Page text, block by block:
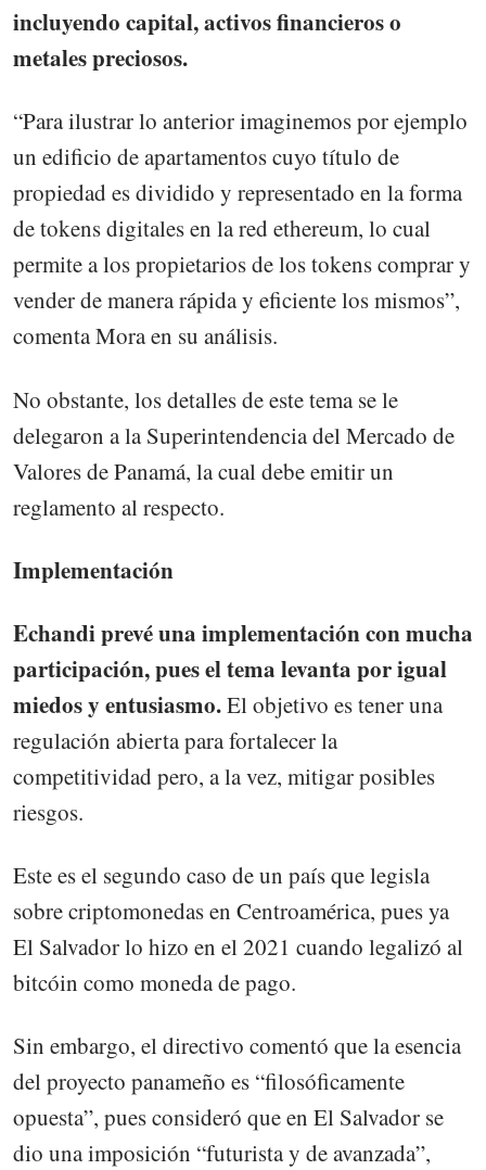
incluyendo capital, activos financieros o
metales preciosos.
“Para ilustrar lo anterior imaginemos por ejemplo
un edificio de apartamentos cuyo título de
propiedad es dividido y representado en la forma
de tokens digitales en la red ethereum, lo cual
permite a los propietarios de los tokens comprar y
vender de manera rápida y eficiente los mismos”,
comenta Mora en su análisis.
No obstante, los detalles de este tema se le
delegaron a la Superintendencia del Mercado de
Valores de Panamá, la cual debe emitir un
reglamento al respecto.
Implementación
Echandi prevé una implementación con mucha
participación, pues el tema levanta por igual
miedos y entusiasmo.El objetivo es tener una
regulación abierta para fortalecer la
competitividad pero, a la vez, mitigar posibles
riesgos.
Este es el segundo caso de un país que legisla
sobre criptomonedas en Centroamérica, pues ya
El Salvador lo hizo en el 2021 cuando legalizó al
bitcóin como moneda de pago.
Sin embargo, el directivo comentó que la esencia
del proyecto panameño es “filosóficamente
opuesta”, pues consideró que en El Salvador se
dio una imposición “futurista y de avanzada”,